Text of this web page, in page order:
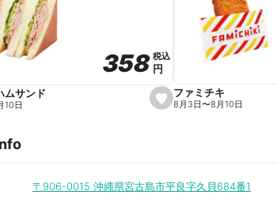
e
s
e
i
t
358
358税込
税込
円
円
ムサンド
10日
ファミチキ
8月3日〜8月10日
〒906-0015 沖縄県宮古島市平良字久貝684番1